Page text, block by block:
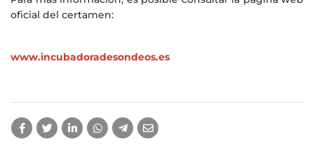
oficial del certamen:
www.incubadoradesondeos.es